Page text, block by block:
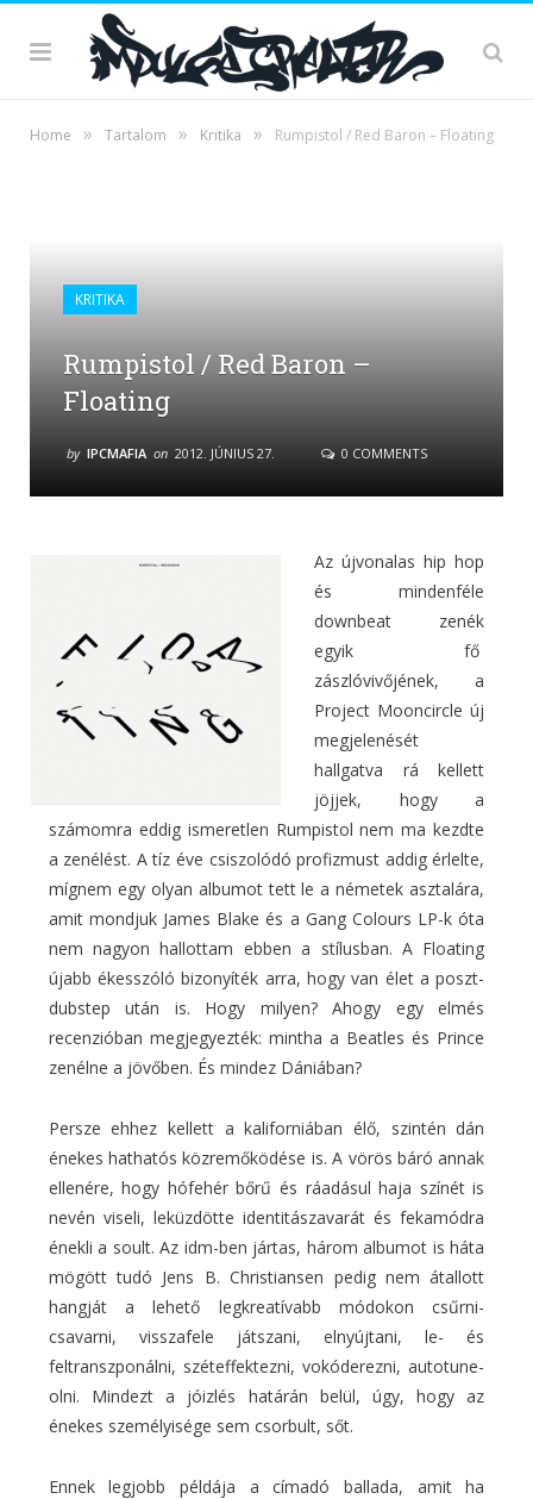
Home » Tartalom » Kritika » Rumpistol / Red Baron – Floating
KRITIKA
Rumpistol / Red Baron –
Floating
by IPCMAFIA on 2012. JÚNIUS 27. 0 COMMENTS
Az újvonalas hip hop
és mindenféle
downbeat zenék
egyik fő
zászlóvivőjének, a
Project Mooncircle új
megjelenését
hallgatva rá kellett
jöjjek, hogy a
számomra eddig ismeretlen Rumpistol nem ma kezdte
a zenélést. A tíz éve csiszolódó profizmust addig érlelte,
mígnem egy olyan albumot tett le a németek asztalára,
amit mondjuk James Blake és a Gang Colours LP-k óta
nem nagyon hallottam ebben a stílusban. A Floating
újabb ékesszóló bizonyíték arra, hogy van élet a poszt-
dubstep után is. Hogy milyen? Ahogy egy elmés
recenzióban megjegyezték: mintha a Beatles és Prince
zenélne a jövőben. És mindez Dániában?
Persze ehhez kellett a kaliforniában élő, szintén dán
énekes hathatós közremőködése is. A vörös báró annak
ellenére, hogy hófehér bőrű és ráadásul haja színét is
nevén viseli, leküzdötte identitászavarát és fekamódra
énekli a soult. Az idm-ben jártas, három albumot is háta
mögött tudó Jens B. Christiansen pedig nem átallott
hangját a lehető legkreatívabb módokon csűrni-
csavarni, visszafele játszani, elnyújtani, le- és
feltranszponálni, széteffektezni, vokóderezni, autotune-
olni. Mindezt a jóizlés határán belül, úgy, hogy az
énekes személyisége sem csorbult, sőt.
Ennek legjobb példája a címadó ballada, amit ha